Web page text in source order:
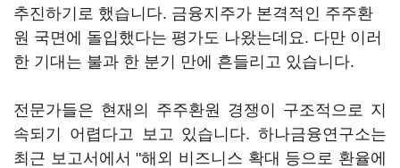
추진하기로 했습니다. 금융지주가 본격적인 주주환
원 국면에 돌입했다는 평가도 나왔는데요. 다만 이러
한 기대는 불과 한 분기 만에 흔들리고 있습니다.
전문가들은 현재의 주주환원 경쟁이 구조적으로 지
속되기 어렵다고 보고 있습니다. 하나금융연구소는
최근 보고서에서 "해외 비즈니스 확대 등으로 환율에